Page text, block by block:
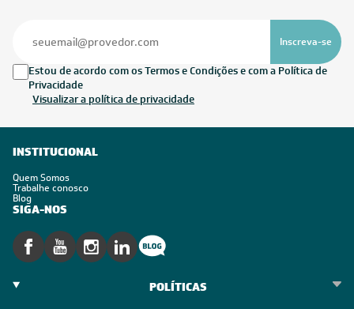
Inscreva-se
Estou de acordo com os Termos e Condições e com a Política de
Privacidade
Visualizar a política de privacidade
INSTITUCIONAL
Quem Somos
Trabalhe conosco
Blog
SIGA-NOS
POLÍTICAS